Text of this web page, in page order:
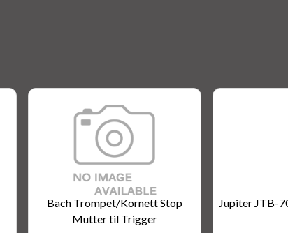
Bach Trompet/Kornett Stop
Mutter til Trigger
Jupiter JTB-